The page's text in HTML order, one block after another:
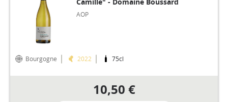
Camille" - Domaine Boussard
AOP
Bourgogne 2022 75cl
10,50 €